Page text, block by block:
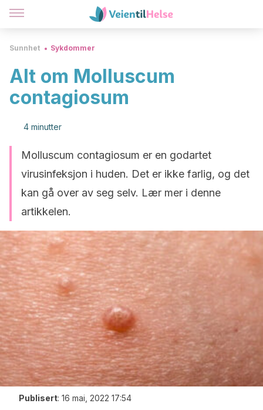
Sunnhet Sykdommer
Alt om Molluscum
contagiosum
4 minutter
Molluscum contagiosum er en godartet
virusinfeksjon i huden. Det er ikke farlig, og det
kan gå over av seg selv. Lær mer i denne
artikkelen.
Publisert: 16 mai, 2022 17:54